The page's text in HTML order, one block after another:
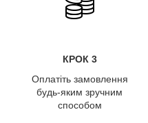
КРОК 3
Оплатіть замовлення
будь-яким зручним
способом